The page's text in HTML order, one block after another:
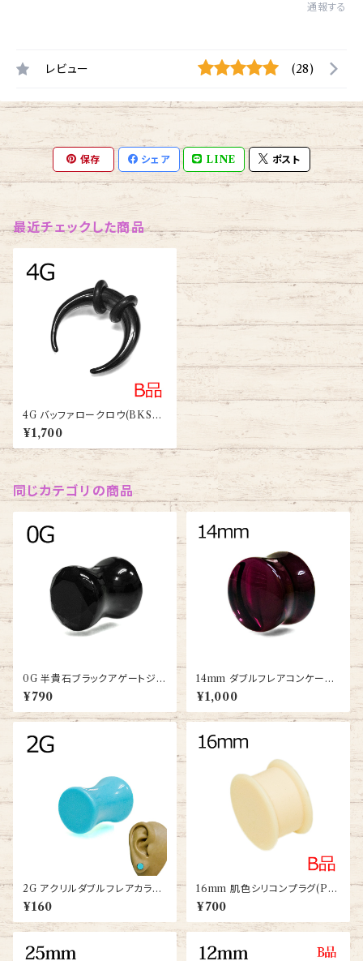
通報する
レビュー (28)
保存 シェア LINE ポスト
最近チェックした商品
4G バッファロークロウ(BKSS-
BF002-4G-BK)
¥1,700
同じカテゴリの商品
0G 半貴石ブラックアゲートジュ
エルカットダブルフレアプラグ(P
ST2-02-0G-BKA)
¥790
14mm ダブルフレアコンケーブ
サドルガラスプラグ(PGL20-14
m)
¥1,000
2G アクリルダブルフレアカラー
プラグ(NBC13-001-2G-BA)
¥160
16mm 肌色シリコンプラグ(PL
-SL004-020-16m)
¥700